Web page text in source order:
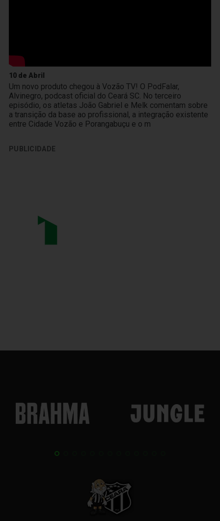
10 de Abril
Um novo produto chegou à Vozão TV! O PodFalar,
Alvinegro, podcast oficial do Ceará SC. No terceiro
episódio, os atletas João Gabriel e Melk comentam sobre
a transição da base ao profissional, a integração existente
entre Cidade Vozão e Porangabuçu e o m
PUBLICIDADE